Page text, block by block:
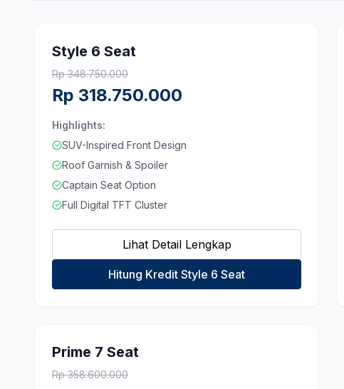
Style 6 Seat
Rp348.750.000
Rp 318.750.000
Highlights:
SUV-Inspired Front Design
Roof Garnish & Spoiler
Captain Seat Option
Full Digital TFT Cluster
Lihat Detail Lengkap
Hitung Kredit Style 6 Seat
Prime 7 Seat
Rp358.600.000